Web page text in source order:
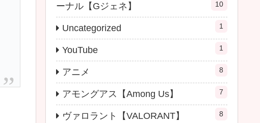
ーナル【Gジェネ】
10
Uncategorized 1
YouTube 1
アニメ 8
アモングアス【Among Us】 7
ヴァロラント【VALORANT】 8